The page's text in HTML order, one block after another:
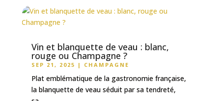
Vin et blanquette de veau : blanc,
rouge ou Champagne ?
SEP 21, 2025 | CHAMPAGNE
Plat emblématique de la gastronomie française,
la blanquette de veau séduit par sa tendreté,